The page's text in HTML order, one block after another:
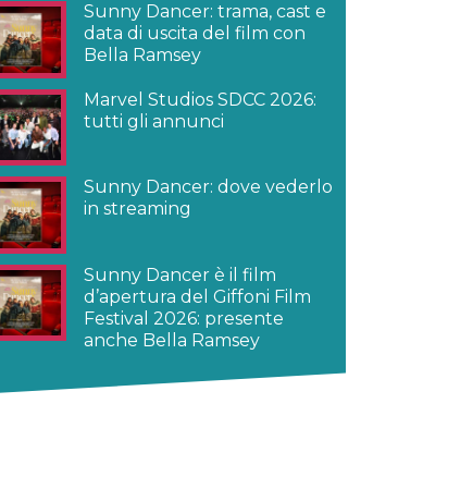
Sunny Dancer: trama, cast e
data di uscita del film con
Bella Ramsey
Marvel Studios SDCC 2026:
tutti gli annunci
Sunny Dancer: dove vederlo
in streaming
Sunny Dancer è il film
d’apertura del Giffoni Film
Festival 2026: presente
anche Bella Ramsey